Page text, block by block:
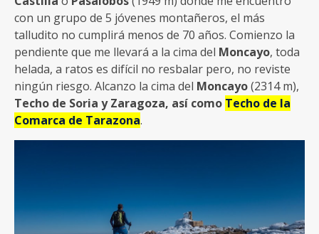
con un grupo de 5 jóvenes montañeros, el más
talludito no cumplirá menos de 70 años. Comienzo la
pendiente que me llevará a la cima del Moncayo, toda
helada, a ratos es difícil no resbalar pero, no reviste
ningún riesgo. Alcanzo la cima del Moncayo(2314 m),
Techo de Soria y Zaragoza, así como Techo de la
Comarca de Tarazona.